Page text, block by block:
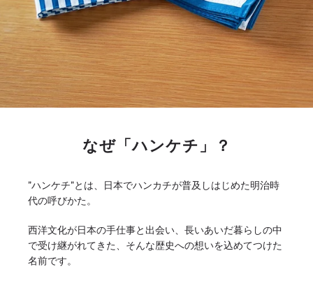
なぜ「ハンケチ」？
"ハンケチ"とは、日本でハンカチが普及しはじめた明治時
代の呼びかた。
西洋文化が日本の手仕事と出会い、長いあいだ暮らしの中
で受け継がれてきた、そんな歴史への想いを込めてつけた
名前です。